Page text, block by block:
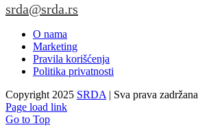
srda@srda.rs
O nama
Marketing
Pravila korišćenja
Politika privatnosti
Copyright 2025 SRDA | Sva prava zadržana
Page load link
Go to Top